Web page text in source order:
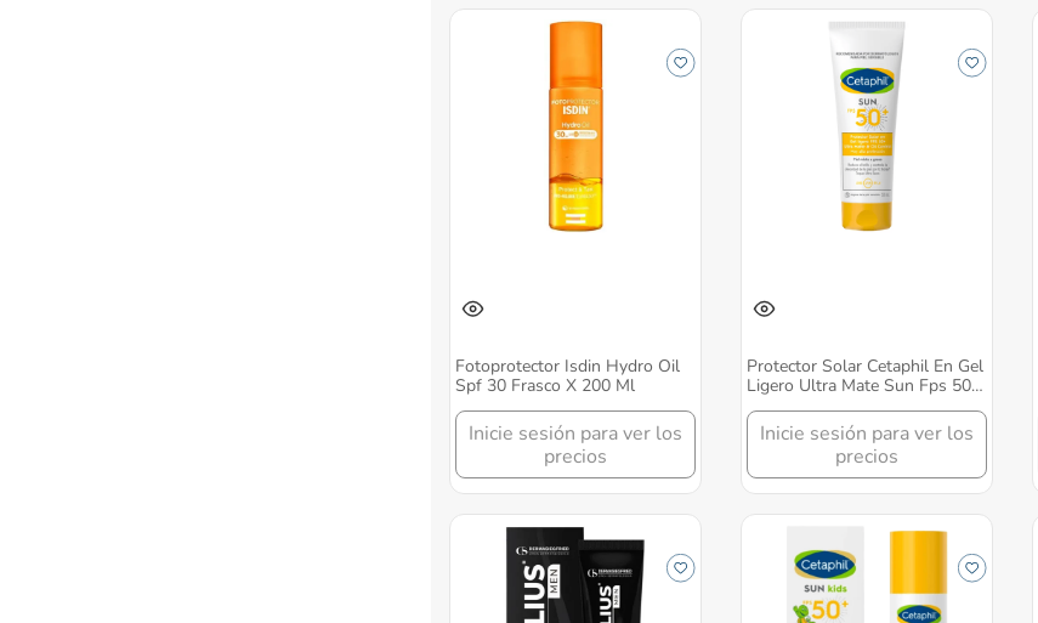
Fotoprotector Isdin Hydro Oil
Spf 30 Frasco X 200 Ml
Inicie sesión para ver los
precios
Protector Solar Cetaphil En Gel
Ligero Ultra Mate Sun Fps 50+
Frasco X 50Ml
Inicie sesión para ver los
precios